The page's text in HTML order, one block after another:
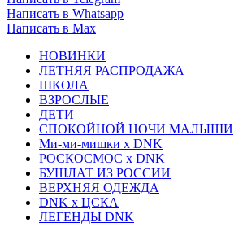
Написать в Whatsapp
Написать в Max
НОВИНКИ
ЛЕТНЯЯ РАСПРОДАЖА
ШКОЛА
ВЗРОСЛЫЕ
ДЕТИ
СПОКОЙНОЙ НОЧИ МАЛЫШИ
Ми-ми-мишки x DNK
РОСКОСМОС x DNK
БУШЛАТ ИЗ РОССИИ
ВЕРХНЯЯ ОДЕЖДА
DNK x ЦСКА
ЛЕГЕНДЫ DNK